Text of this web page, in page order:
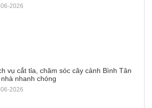
2026
vụ cắt tỉa, chăm sóc cây cảnh Bình Tân
nhanh chóng
2026